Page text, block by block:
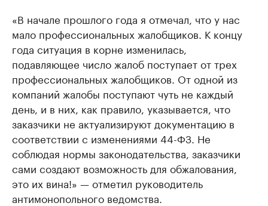
«В начале прошлого года я отмечал, что у нас
мало профессиональных жалобщиков. К концу
года ситуация в корне изменилась,
подавляющее число жалоб поступает от трех
профессиональных жалобщиков. От одной из
компаний жалобы поступают чуть не каждый
день, и в них, как правило, указывается, что
заказчики не актуализируют документацию в
соответствии с изменениями 44-ФЗ. Не
соблюдая нормы законодательства, заказчики
сами создают возможность для обжалования,
это их вина!» — отметил руководитель
антимонопольного ведомства.